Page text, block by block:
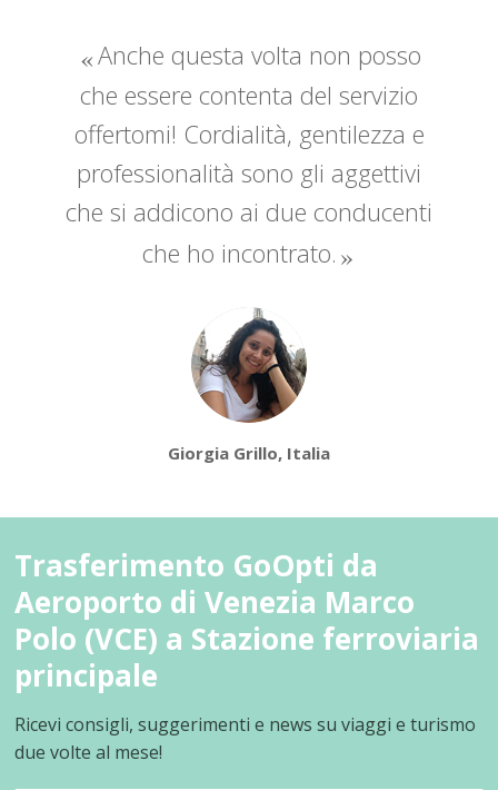
Anche questa volta non posso
che essere contenta del servizio
offertomi! Cordialità, gentilezza e
professionalità sono gli aggettivi
che si addicono ai due conducenti
che ho incontrato.
Giorgia Grillo, Italia
Trasferimento GoOpti da
Aeroporto di Venezia Marco
Polo (VCE) a Stazione ferroviaria
principale
Ricevi consigli, suggerimenti e news su viaggi e turismo
due volte al mese!